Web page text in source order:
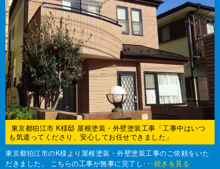
東京都狛江市 K様邸 屋根塗装・外壁塗装工事「工事中はいつ
も気遣ってくださり、安心してお任せできました」
東京都狛江市のK様より屋根塗装・外壁塗装工事のご依頼をいた
だきました。 こちらの工事が無事に完了し ･･･続きを見る